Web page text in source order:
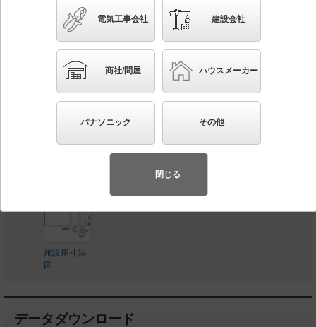
かんたん照度計算
壁直付型 調光ユニットパネル8 シーンマネージャーG
対応タイプ・調光回路数：PCインバータ用8回路
◆希望小売価格 1,050,000 円（税抜）
施設用寸法
図
データダウンロード
電気工事会社 建設会社
商社/問屋 ハウスメーカー
パナソニック その他
閉じる